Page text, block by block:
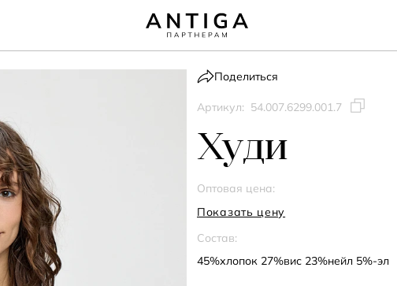
Поделиться
Артикул: 54.007.6299.001.7
Худи
Оптовая цена:
Показать цену
Состав:
45%хлопок 27%вис 23%нейл 5%-эл